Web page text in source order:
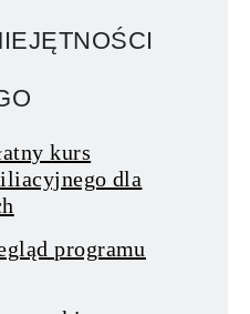
kurs
dla
programu